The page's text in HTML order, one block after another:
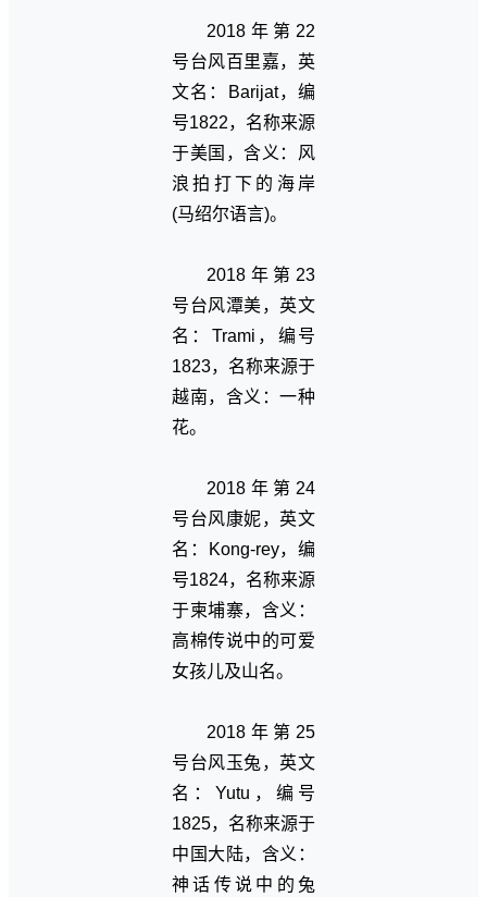
2018年第22
号台风百里嘉，英
文名：Barijat，编
号1822，名称来源
于美国，含义：风
浪拍打下的海岸
(马绍尔语言)。
2018年第23
号台风潭美，英文
名：Trami，编号
1823，名称来源于
越南，含义：一种
花。
2018年第24
号台风康妮，英文
名：Kong-rey，编
号1824，名称来源
于柬埔寨，含义：
高棉传说中的可爱
女孩儿及山名。
2018年第25
号台风玉兔，英文
名：Yutu，编号
1825，名称来源于
中国大陆，含义：
神话传说中的兔